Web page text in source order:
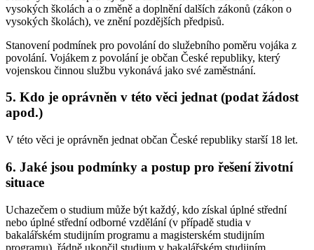
vysokých školách a o změně a doplnění dalších zákonů (zákon o
vysokých školách), ve znění pozdějších předpisů.
Stanovení podmínek pro povolání do služebního poměru vojáka z
povolání. Vojákem z povolání je občan České republiky, který
vojenskou činnou službu vykonává jako své zaměstnání.
5. Kdo je oprávněn v této věci jednat (podat žádost
apod.)
V této věci je oprávněn jednat občan České republiky starší 18 let.
6. Jaké jsou podmínky a postup pro řešení životní
situace
Uchazečem o studium může být každý, kdo získal úplné střední
nebo úplné střední odborné vzdělání (v případě studia v
bakalářském studijním programu a magisterském studijním
programu), řádně ukončil studium v bakalářském studijním